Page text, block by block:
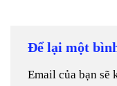
Để lại một
Email của bạn sẽ